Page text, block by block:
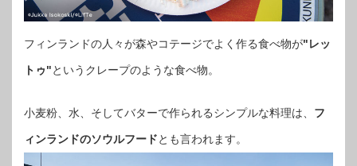
フィンランドの人々が森やコテージでよく作る食べ物が"レッ
トゥ"というクレープのような食べ物。
小麦粉、水、そしてバターで作られるシンプルな料理は、 フ
ィンランドのソウルフードとも言われます。